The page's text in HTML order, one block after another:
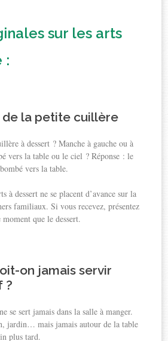
sur les arts
:
de la petite cuillère
à dessert ? Manche à gauche ou à
vers la table ou le ciel ? Réponse : le
vers la table.
à dessert ne se placent d’avance sur la
familiaux. Si vous recevez, présentez
que le dessert.
on jamais servir
?
se sert jamais dans la salle à manger.
jardin… mais jamais autour de la table
plus tard.